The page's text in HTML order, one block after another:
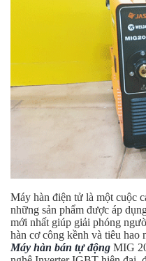
Máy hàn điện tử là một cuộc
những sản phẩm được áp
mới nhất giúp giải phóng
hàn cơ công kềnh và tiêu hao
Máy hàn bán tự động MIG